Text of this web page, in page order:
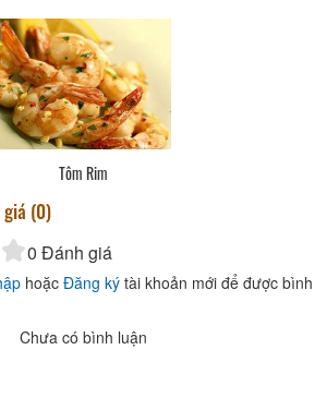
Tôm Rim
(0)
0 Đánh giá
hoặc Đăng ký tài khoản mới để được bình
Chưa có bình luận